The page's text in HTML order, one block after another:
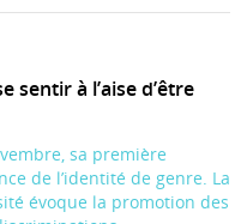
sentir à l’aise d’être
sa première
de l’identité de genre. La
évoque la promotion des